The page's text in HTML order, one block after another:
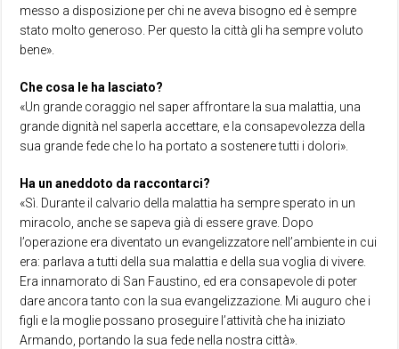
messo a disposizione per chi ne aveva bisogno ed è sempre
stato molto generoso. Per questo la città gli ha sempre voluto
bene».
Che cosa le ha lasciato?
«Un grande coraggio nel saper affrontare la sua malattia, una
grande dignità nel saperla accettare, e la consapevolezza della
sua grande fede che lo ha portato a sostenere tutti i dolori».
Ha un aneddoto da raccontarci?
«Sì. Durante il calvario della malattia ha sempre sperato in un
miracolo, anche se sapeva già di essere grave. Dopo
l’operazione era diventato un evangelizzatore nell’ambiente in cui
era: parlava a tutti della sua malattia e della sua voglia di vivere.
Era innamorato di San Faustino, ed era consapevole di poter
dare ancora tanto con la sua evangelizzazione. Mi auguro che i
figli e la moglie possano proseguire l’attività che ha iniziato
Armando, portando la sua fede nella nostra città».